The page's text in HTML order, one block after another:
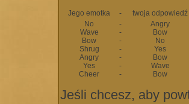
Jego emotka -
twoja odpowiedź
No
Wave
Bow
Shrug
Angry
Yes
Cheer
-
-
-
-
-
-
-
Angry
Bow
No
Yes
Bow
Wave
Bow
Jeśli chcesz, aby